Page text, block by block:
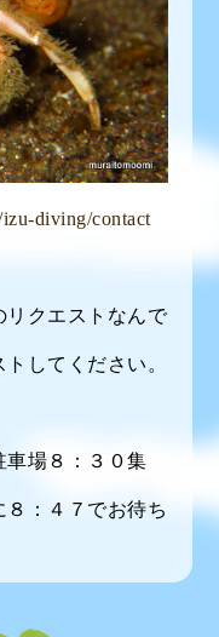
diving/contact
リクエストなんで
してください。
車場８：３０集
：４７でお待ち